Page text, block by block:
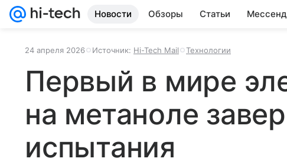
Новости Обзоры Статьи
24 апреля 2026 Источник: Hi-Tech Mail Технологии
Первый в мире
на метаноле
испытания